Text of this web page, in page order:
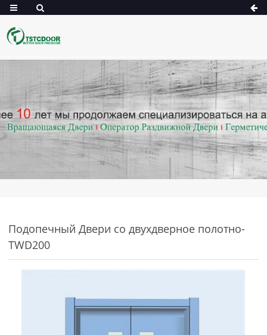
Подопечный Двери co двухдверное полотно-
TWD200